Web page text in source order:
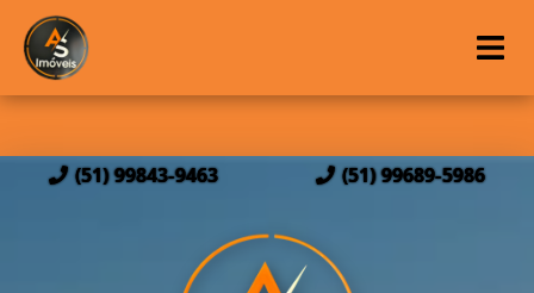
(51) 99843-9463 (51) 99689-5986